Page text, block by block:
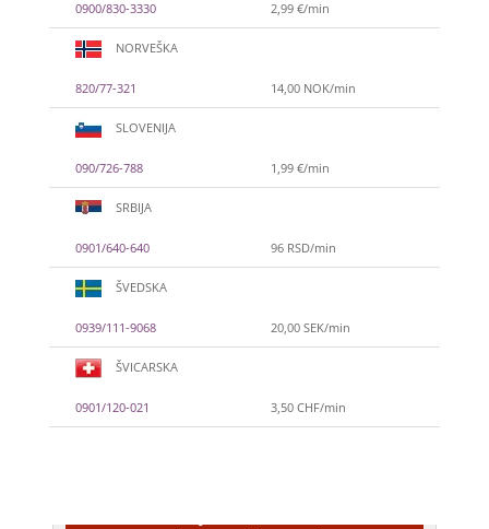
0900/830-3330 2,99 €/min
NORVEŠKA
820/77-321 14,00 NOK/min
SLOVENIJA
090/726-788 1,99 €/min
SRBIJA
0901/640-640 96 RSD/min
ŠVEDSKA
0939/111-9068 20,00 SEK/min
ŠVICARSKA
0901/120-021 3,50 CHF/min
VIKTORIJA / Kod 369
Tarot savjetnik je zauzet